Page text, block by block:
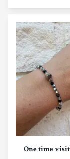
One time visit